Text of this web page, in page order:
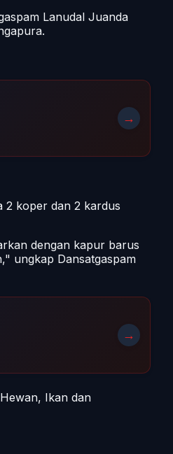
Lanudal Juanda
→
2 koper dan 2 kardus
dengan kapur barus
ungkap Dansatgaspam
→
Ikan dan